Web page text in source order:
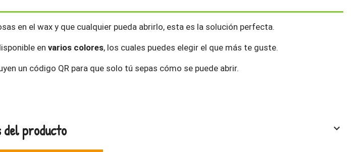
en el wax y que cualquier pueda abrirlo, esta es la solución perfecta.
en varios colores, los cuales puedes elegir el que más te guste.
un código QR para que solo tú sepas cómo se puede abrir.
del producto keyboard_arrow_down